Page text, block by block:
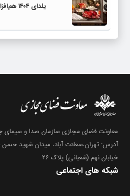
یلدای ۱۴۰۴ هم‌افزایی آنتن و فضای مجازی
معاونت فضای مجازی سازمان صدا و سیمای
آدرس: تهران،سعادت آباد، میدان شهید حسن
خیابان نهم (شعبانی) پلاک 26
شبکه های اجتماعی